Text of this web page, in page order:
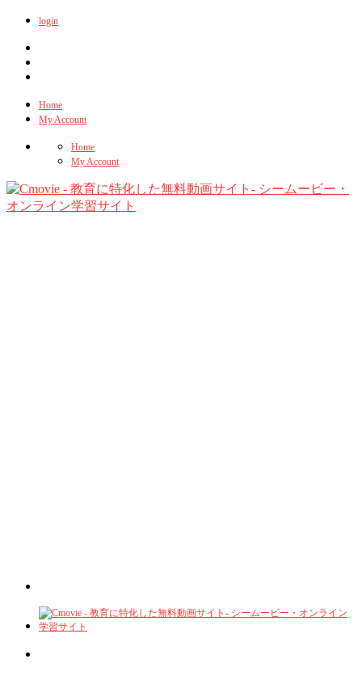
login
Home
My Account
Home
My Account